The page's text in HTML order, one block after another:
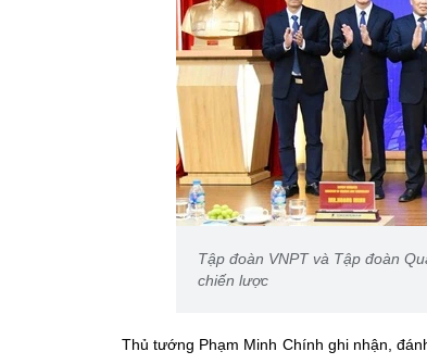
Tập đoàn VNPT và Tập đoàn
chiến lược
Thủ tướng Phạm Minh Chính ghi nhận,